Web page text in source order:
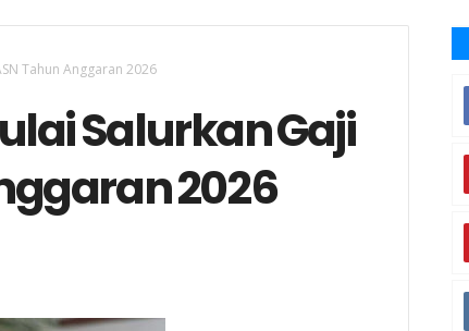
Tahun Anggaran 2026
Salurkan Gaji
2026